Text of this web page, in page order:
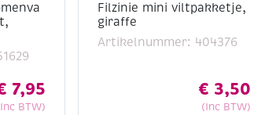
7,95
BTW)
Filzinie mini viltpakketje,
giraffe
Artikelnummer: 404376
€ 3,50
(Inc BTW)